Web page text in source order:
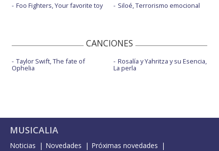
Foo Fighters, Your favorite toy
Siloé, Terrorismo emocional
CANCIONES
Taylor Swift, The fate of
Ophelia
Rosalía y Yahritza y su Esencia,
La perla
MUSICALIA
Noticias Novedades
Próximas novedades